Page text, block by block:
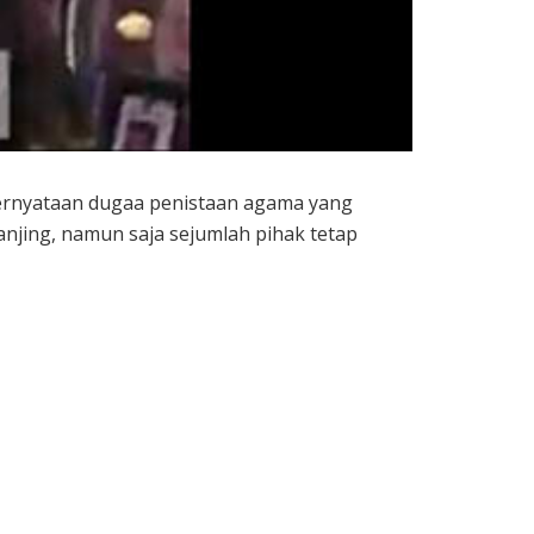
dugaa penistaan agama yang
namun saja sejumlah pihak tetap